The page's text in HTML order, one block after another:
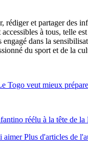
rédiger et partager des
à tous, telle
engagé dans la
du sport et de la
Togo veut mieux
réélu à la tête de la
aimer Plus d'articles de